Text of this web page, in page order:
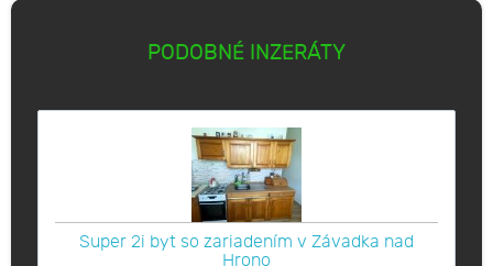
PODOBNÉ INZERÁTY
Super 2i byt so zariadením v Závadka nad
Hrono